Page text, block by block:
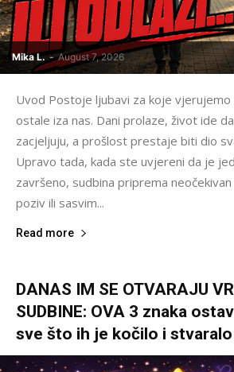
Mika L. - August 7, 2026
Uvod Postoje ljubavi za koje vjerujemo
ostale iza nas. Dani prolaze, život ide
zacjeljuju, a prošlost prestaje biti dio
Upravo tada, kada ste uvjereni da je
završeno, sudbina priprema
poziv ili sasvim...
Read more
DANAS IM SE OTVARAJU
SUDBINE: OVA 3 znaka
sve što ih je kočilo i